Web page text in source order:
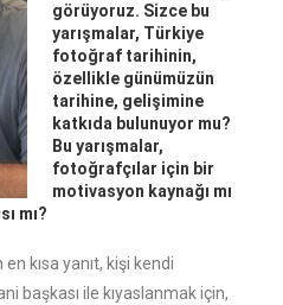
görüyoruz. Sizce bu
yarışmalar, Türkiye
fotoğraf tarihinin,
özellikle günümüzün
tarihine, gelişimine
katkıda bulunuyor mu?
Bu yarışmalar,
fotoğrafçılar için bir
motivasyon kaynağı mı
mı?
kısa yanıt, kişi kendi
başkası ile kıyaslanmak için,